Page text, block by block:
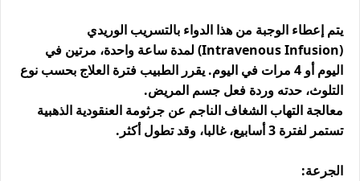
يتم إعطاء الوجبة من هذا الدواء بالتسريب الوريدي
(Intravenous Infusion) لمدة ساعة واحدة، مرتين في
اليوم أو 4 مرات في اليوم. يقرر الطبيب فترة العلاج بحسب نوع
التلوث، حدته وردة فعل جسم المريض.
معالجة التهاب الشغاف الناجم عن جرثومة العنقودية الذهبية
تستمر لفترة 3 أسابيع، غالبا، وقد تطول أكثر.
الجرعة: